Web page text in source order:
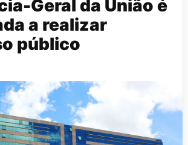
Geral da União é
a realizar
público